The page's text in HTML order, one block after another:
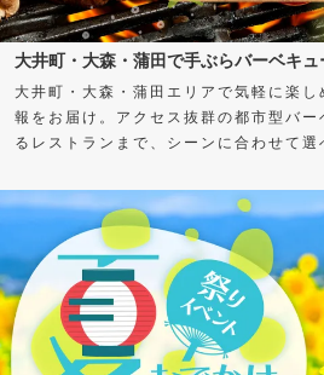
大井町・大森・蒲田で手ぶらバーベキ
大井町・大森・蒲田エリアで気軽に楽
報をお届け。アクセス抜群の都市型バ
るレストランまで、シーンに合わせて選